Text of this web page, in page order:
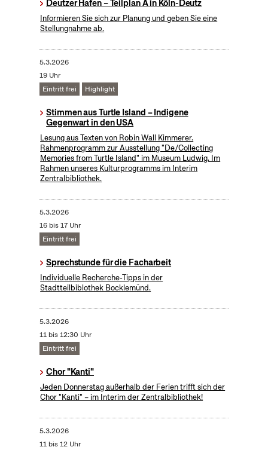
Deutzer Hafen – Teilplan A in Köln-Deutz
Informieren Sie sich zur Planung und geben Sie eine
Stellungnahme ab.
5.3.2026
19 Uhr
Eintritt frei
Highlight
Stimmen aus Turtle Island – Indigene
Gegenwart in den USA
Lesung aus Texten von Robin Wall Kimmerer.
Rahmenprogramm zur Ausstellung "De/Collecting
Memories from Turtle Island" im Museum Ludwig. Im
Rahmen unseres Kulturprogramms im Interim
Zentralbibliothek.
5.3.2026
16 bis 17 Uhr
Eintritt frei
Sprechstunde für die Facharbeit
Individuelle Recherche-Tipps in der
Stadtteilbiblothek Bocklemünd.
5.3.2026
11 bis 12:30 Uhr
Eintritt frei
Chor "Kanti"
Jeden Donnerstag außerhalb der Ferien trifft sich der
Chor "Kanti" – im Interim der Zentralbibliothek!
5.3.2026
11 bis 12 Uhr